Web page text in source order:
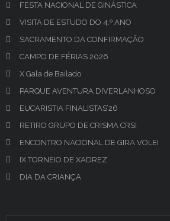
FESTA NACIONAL DE GINÁSTICA
VISITA DE ESTUDO DO 4.º ANO
SACRAMENTO DA CONFIRMAÇÃO
CAMPO DE FÉRIAS 2026
X Gala de Bailado
PARQUE AVENTURA DIVERLANHOSO
EUCARISTIA FINALISTAS’26
RETIRO GRUPO DE CRISMA CRSI
ENCONTRO NACIONAL DE GIRA VOLEI
IX TORNEIO DE XADREZ
DIA DA CRIANÇA